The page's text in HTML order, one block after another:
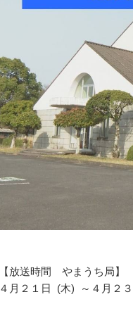
【放送時間 やまうち局】
４月２１日 (木) ～４月２